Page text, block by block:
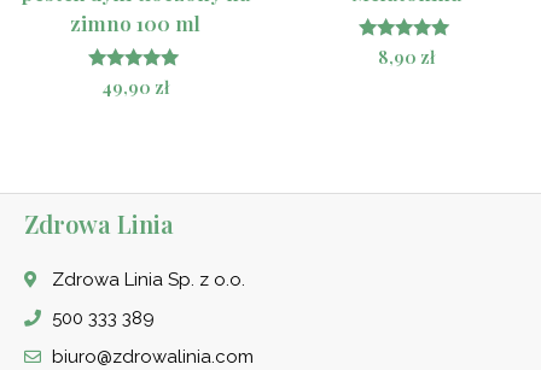
zimno 100 ml
Oceniono
5.00
49,90 zł
Oceniono
4.83
8,90 zł
Zdrowa Linia
Zdrowa Linia Sp. z o.o.
500 333 389
biuro@zdrowalinia.com